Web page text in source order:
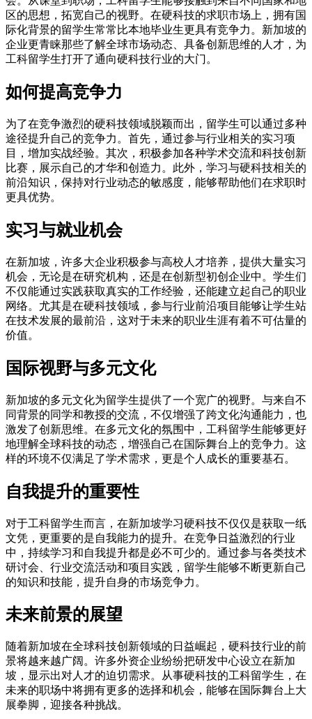
区的思想，拓宽自己的视野。在硬科技的求职市场上，拥有国
际化背景的留学生常常比本地毕业生更具有竞争力。新加坡的
企业更青睐那些了解全球市场动态、具备创新思维的人才，为
工科留学生打开了通向硬科技行业的大门。
如何提高竞争力
为了在竞争激烈的硬科技领域脱颖而出，留学生可以通过多种
途径提升自己的竞争力。首先，通过参与行业相关的实习项
目，增加实战经验。其次，积极参加各种学术交流和科技创新
比赛，展示自己的才华和创造力。此外，学习与硬科技相关的
前沿知识，保持对行业动态的敏感度，能够帮助他们在求职时
更具优势。
实习与就业机会
在新加坡，许多大企业积极参与高校人才培养，提供大量实习
机会，无论是在研究机构，还是在创新型初创企业中。学生们
不仅能通过实践获取真实的工作经验，还能建立起自己的职业
网络。尤其是在硬科技领域，参与行业前沿项目能够让学生站
在技术发展的最前沿，这对于未来的职业生涯有着不可估量的
价值。
国际视野与多元文化
新加坡的多元文化为留学生提供了一个宽广的视野。与来自不
同背景的同学和教授的交流，不仅增强了跨文化沟通能力，也
激发了创新思维。在多元文化的氛围中，工科留学生能够更好
地理解全球科技的动态，增强自己在国际舞台上的竞争力。这
样的环境不仅满足了学术需求，更是个人成长的重要基石。
自我提升的重要性
对于工科留学生而言，在新加坡学习硬科技不仅仅是获取一纸
文凭，更重要的是自我能力的提升。在竞争日益激烈的行业
中，持续学习和自我提升都是必不可少的。通过参与各类技术
研讨会、行业交流活动和项目实践，留学生能够不断更新自己
的知识和技能，提升自身的市场竞争力。
未来前景的展望
随着新加坡在全球科技创新领域的日益崛起，硬科技行业的前
景将越来越广阔。许多外资企业纷纷把研发中心设立在新加
坡，显示出对人才的迫切需求。从事硬科技的工科留学生，在
未来的职场中将拥有更多的选择和机会，能够在国际舞台上大
展拳脚，迎接各种挑战。